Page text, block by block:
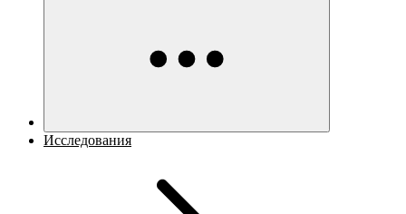
Исследования